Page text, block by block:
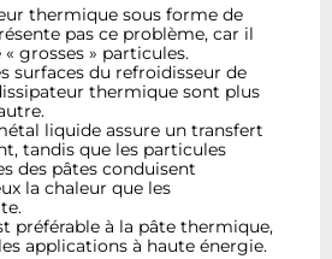
thermique sous forme de
pas ce problème, car il
grosses » particules.
surfaces du refroidisseur de
thermique sont plus
liquide assure un transfert
tandis que les particules
des pâtes conduisent
la chaleur que les
préférable à la pâte thermique,
applications à haute énergie.